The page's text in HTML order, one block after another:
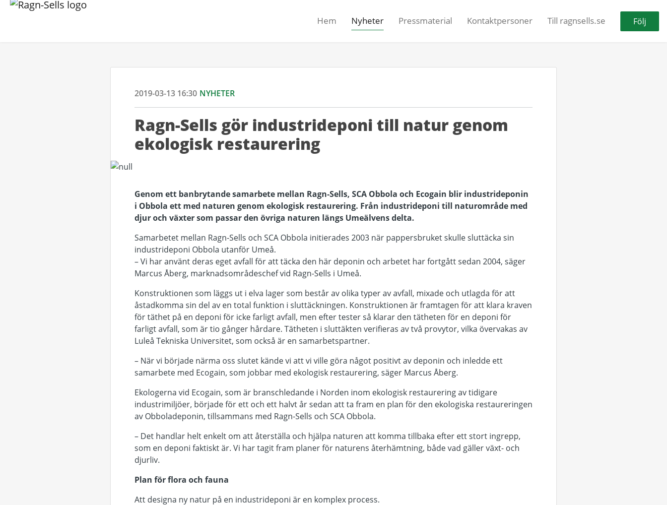
Hem Nyheter Pressmaterial Kontaktpersoner Till ragnsells.se Följ
2019-03-13 16:30 NYHETER
Ragn-Sells gör industrideponi till natur genom
ekologisk restaurering
Genom ett banbrytande samarbete mellan Ragn-Sells, SCA Obbola och Ecogain blir industrideponin
i Obbola ett med naturen genom ekologisk restaurering. Från industrideponi till naturområde med
djur och växter som passar den övriga naturen längs Umeälvens delta.
Samarbetet mellan Ragn-Sells och SCA Obbola initierades 2003 när pappersbruket skulle sluttäcka sin
industrideponi Obbola utanför Umeå.
– Vi har använt deras eget avfall för att täcka den här deponin och arbetet har fortgått sedan 2004, säger
Marcus Åberg, marknadsområdeschef vid Ragn-Sells i Umeå.
Konstruktionen som läggs ut i elva lager som består av olika typer av avfall, mixade och utlagda för att
åstadkomma sin del av en total funktion i sluttäckningen. Konstruktionen är framtagen för att klara kraven
för täthet på en deponi för icke farligt avfall, men efter tester så klarar den tätheten för en deponi för
farligt avfall, som är tio gånger hårdare. Tätheten i sluttäkten verifieras av två provytor, vilka övervakas av
Luleå Tekniska Universitet, som också är en samarbetspartner.
– När vi började närma oss slutet kände vi att vi ville göra något positivt av deponin och inledde ett
samarbete med Ecogain, som jobbar med ekologisk restaurering, säger Marcus Åberg.
Ekologerna vid Ecogain, som är branschledande i Norden inom ekologisk restaurering av tidigare
industrimiljöer, började för ett och ett halvt år sedan att ta fram en plan för den ekologiska restaureringen
av Obboladeponin, tillsammans med Ragn-Sells och SCA Obbola.
– Det handlar helt enkelt om att återställa och hjälpa naturen att komma tillbaka efter ett stort ingrepp,
som en deponi faktiskt är. Vi har tagit fram planer för naturens återhämtning, både vad gäller växt- och
djurliv.
Plan för flora och fauna
Att designa ny natur på en industrideponi är en komplex process.